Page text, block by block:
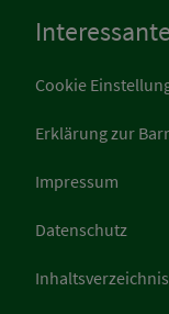
Cookie
Erklärung zur
Impressum
Datenschutz
Inhaltsverzeichnis